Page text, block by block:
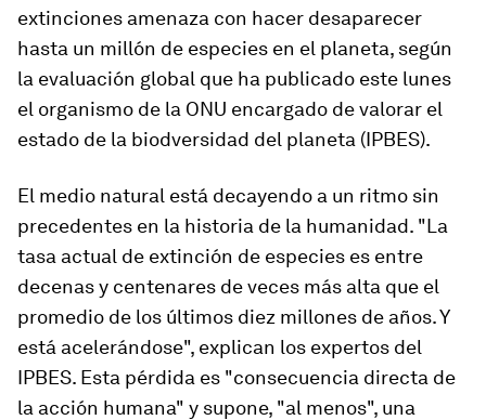
extinciones amenaza con hacer desaparecer
hasta un millón de especies en el planeta, según
la evaluación global que ha publicado este lunes
el organismo de la ONU encargado de valorar el
estado de la biodversidad del planeta (IPBES).
El medio natural está decayendo a un ritmo sin
precedentes en la historia de la humanidad. "La
tasa actual de extinción de especies es entre
decenas y centenares de veces más alta que el
promedio de los últimos diez millones de años. Y
está acelerándose", explican los expertos del
IPBES. Esta pérdida es "consecuencia directa de
la acción humana" y supone, "al menos", una